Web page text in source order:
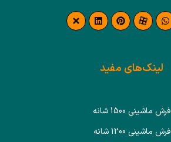
لینک‌های مفید
فرش ماشینی 1500 شانه
فرش ماشینی 1200 شانه